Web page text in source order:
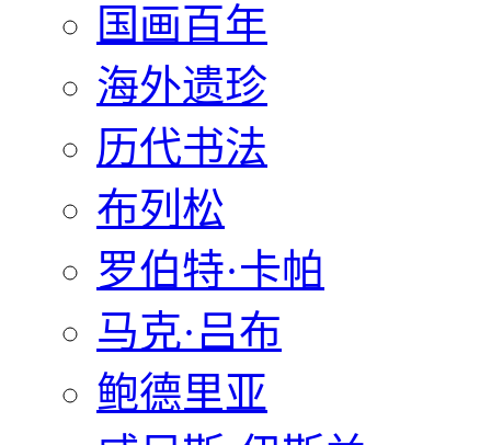
国画百年
海外遗珍
历代书法
布列松
罗伯特·卡帕
马克·吕布
鲍德里亚